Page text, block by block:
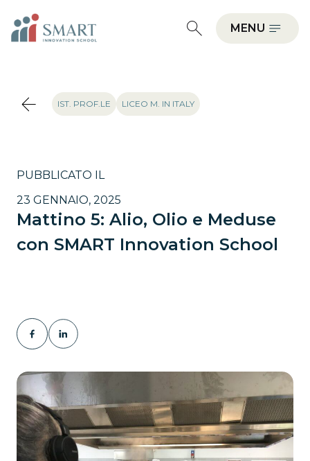
MENU
IST. PROF.LE LICEO M. IN ITALY
PUBBLICATO IL
23 GENNAIO, 2025
Mattino 5: Alio, Olio e Meduse
con SMART Innovation School